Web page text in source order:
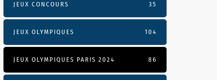
JEUX CONCOURS 35
JEUX OLYMPIQUES 104
JEUX OLYMPIQUES PARIS 2024 86